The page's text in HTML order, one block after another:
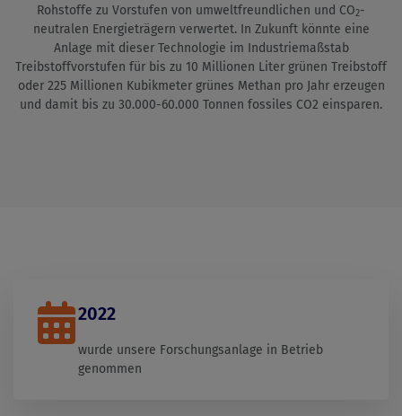
Rohstoffe zu Vorstufen von umweltfreundlichen und CO2-
neutralen Energieträgern verwertet. In Zukunft könnte eine
Anlage mit dieser Technologie im Industriemaßstab
Treibstoffvorstufen für bis zu 10 Millionen Liter grünen Treibstoff
oder 225 Millionen Kubikmeter grünes Methan pro Jahr erzeugen
und damit bis zu 30.000-60.000 Tonnen fossiles CO2 einsparen.
2022
wurde unsere Forschungsanlage in Betrieb
genommen